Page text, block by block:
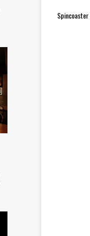
Spincoaster